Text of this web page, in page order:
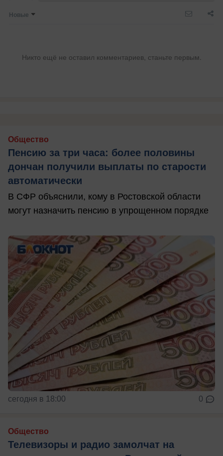
Новые
Никто ещё не оставил комментариев, станьте первым.
Общество
Пенсию за три часа: более половины
дончан получили выплаты по старости
автоматически
В СФР объяснили, кому в Ростовской области
могут назначить пенсию в упрощенном порядке
сегодня в 18:00 0
Общество
Телевизоры и радио замолчат на